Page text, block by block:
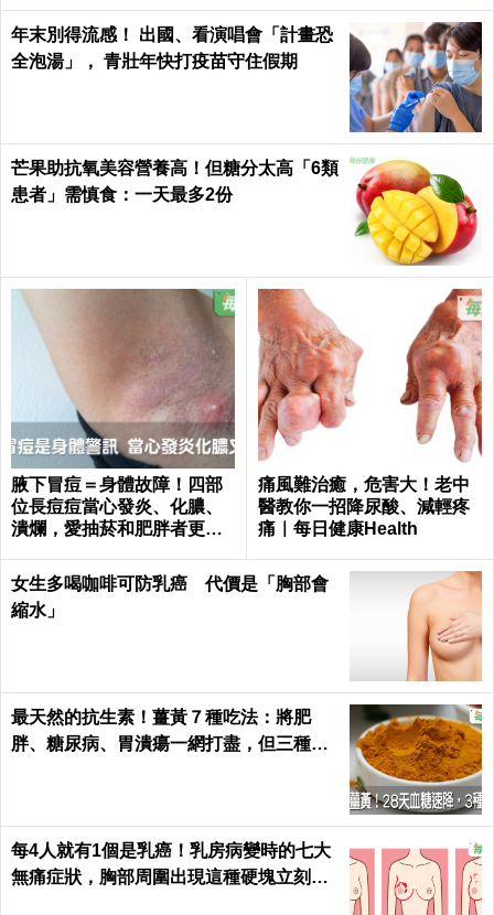
年末別得流感！ 出國、看演唱會「計畫恐
全泡湯」， 青壯年快打疫苗守住假期
芒果助抗氧美容營養高！但糖分太高「6類
患者」需慎食：一天最多2份
腋下冒痘＝身體故障！四部
位長痘痘當心發炎、化膿、
潰爛，愛抽菸和肥胖者更要
痛風難治癒，危害大！老中
醫教你一招降尿酸、減輕疼
痛｜每日健康Health
女生多喝咖啡可防乳癌 代價是「胸部會
縮水」
最天然的抗生素！薑黃７種吃法：將肥
胖、糖尿病、胃潰瘍一網打盡，但三種人
每4人就有1個是乳癌！乳房病變時的七大
無痛症狀，胸部周圍出現這種硬塊立刻就